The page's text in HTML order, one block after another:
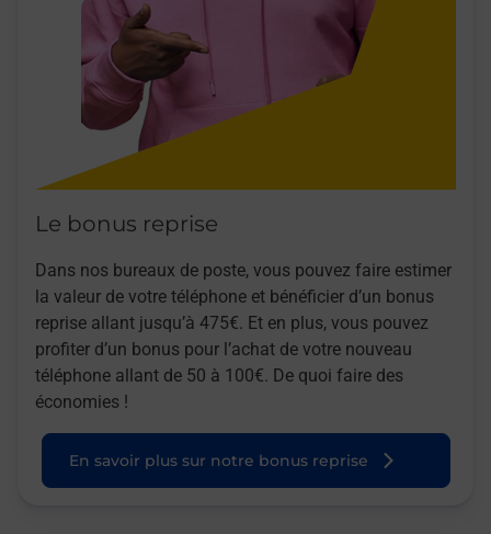
Le bonus reprise
Dans nos bureaux de poste, vous pouvez faire estimer
la valeur de votre téléphone et bénéficier d’un bonus
reprise allant jusqu’à 475€. Et en plus, vous pouvez
profiter d’un bonus pour l’achat de votre nouveau
téléphone allant de 50 à 100€. De quoi faire des
économies !
En savoir plus sur notre bonus reprise